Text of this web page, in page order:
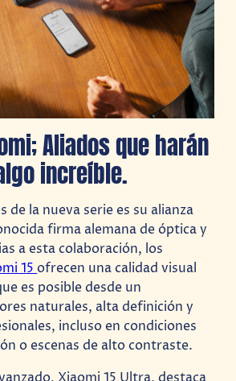
Aliados que harán
increíble.
de la nueva serie es su alianza
firma alemana de óptica y
a esta colaboración, los
15ofrecen una calidad visual
es posible desde un
naturales, alta definición y
incluso en condiciones
o escenas de alto contraste.